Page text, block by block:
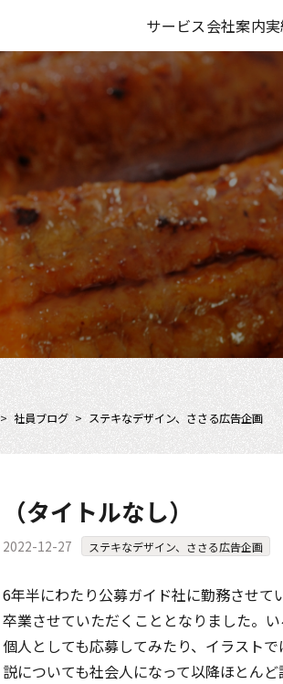
サービス会社案内
> 社員ブログ > ステキなデザイン、ささる広告企画
（タイトルなし）
2022-12-27 ステキなデザイン、ささる広告企画
6年半にわたり公募ガイド社に勤務させて
卒業させていただくこととなりました。
個人としても応募してみたり、イラスト
説についても社会人になって以降ほとん